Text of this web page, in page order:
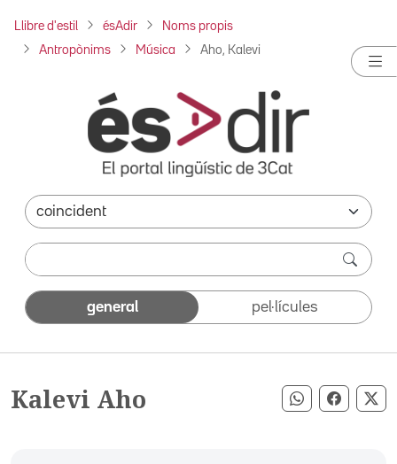
Llibre d'estil ésAdir Noms propis
Antropònims Música Aho, Kalevi
general pel·lícules
Kalevi Aho Compartir